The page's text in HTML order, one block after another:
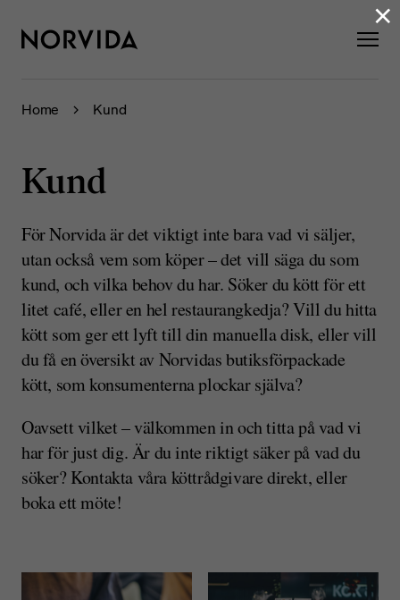
Home Kund
Kund
För Norvida är det viktigt inte bara vad vi säljer,
utan också vem som köper – det vill säga du som
kund, och vilka behov du har. Söker du kött för ett
litet café, eller en hel restaurangkedja? Vill du hitta
kött som ger ett lyft till din manuella disk, eller vill
du få en översikt av Norvidas butiksförpackade
kött, som konsumenterna plockar själva?
Oavsett vilket – välkommen in och titta på vad vi
har för just dig. Är du inte riktigt säker på vad du
söker? Kontakta våra köttrådgivare direkt, eller
boka ett möte!
×